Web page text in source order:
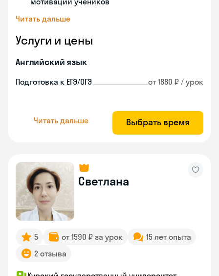
Читать дальше
Услуги и цены
Английский язык
Подготовка к ЕГЭ/ОГЭ от 1880 ₽ / урок
Читать дальше Выбрать время
Светлана
5 от 1590 ₽ за урок
15 лет опыта
2 отзыва